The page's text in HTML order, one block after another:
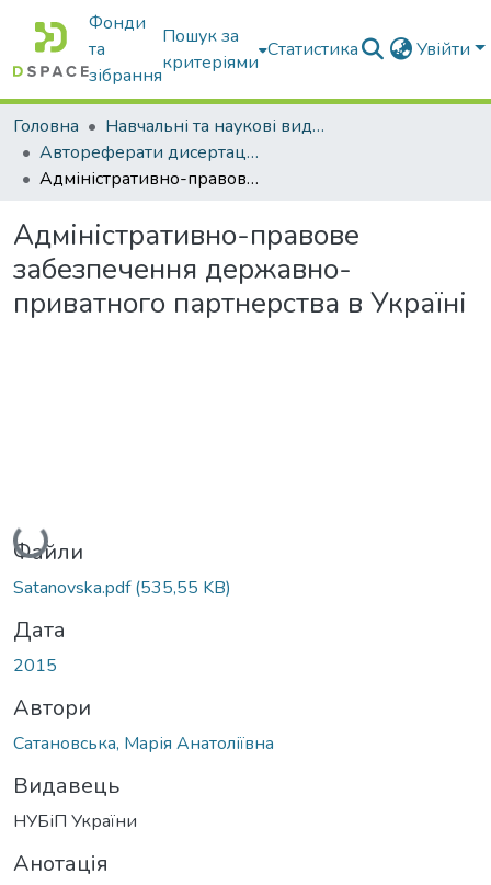
Фонди
та
зібрання
Пошук за
критеріями
Статистика Увійти
Головна
Навчальні та наукові видання
Автореферати дисертацій та дисертації
Адміністративно-правове забезпечення державно-приватного партнерства в Україні
Адміністративно-правове
забезпечення державно-
приватного партнерства в Україні
Вантажиться...
Файли
Satanovska.pdf(535,55 KB)
Дата
2015
Автори
Сатановська, Марія Анатоліївна
Видавець
НУБіП України
Анотація